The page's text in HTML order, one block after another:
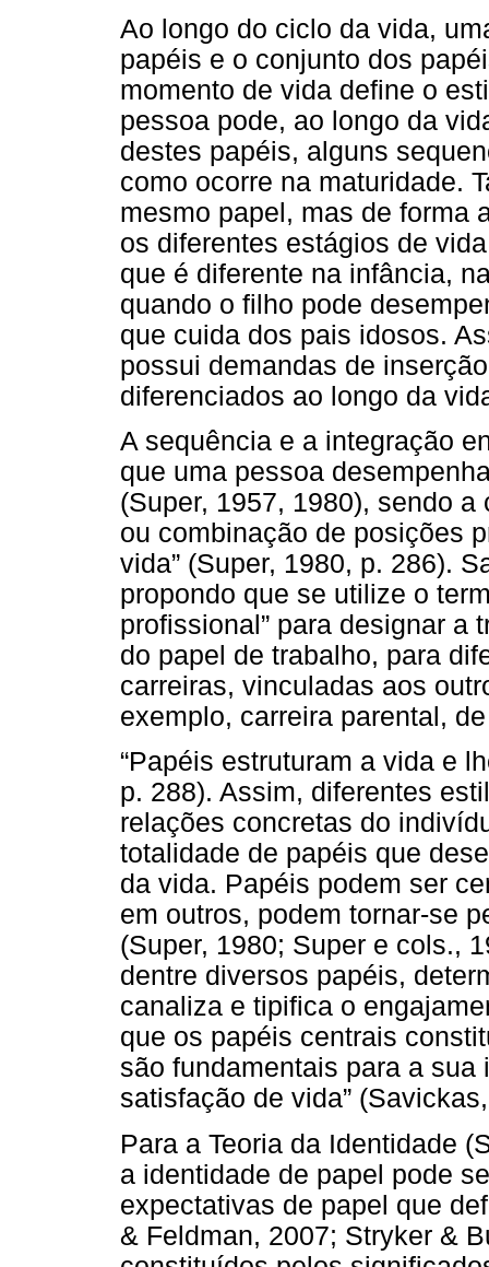
Ao longo do ciclo da vida,
papéis e o conjunto dos
momento de vida define o
pessoa pode, ao longo da
destes papéis, alguns
como ocorre na maturidade.
mesmo papel, mas de forma
os diferentes estágios de
que é diferente na infância,
quando o filho pode
que cuida dos pais idosos.
possui demandas de
diferenciados ao longo da
A sequência e a integração
que uma pessoa
(Super, 1957, 1980), sendo
ou combinação de posições
vida” (Super, 1980, p. 286).
propondo que se utilize o
profissional” para designar a
do papel de trabalho, para
carreiras, vinculadas aos
exemplo, carreira parental,
“Papéis estruturam a vida e
p. 288). Assim, diferentes
relações concretas do
totalidade de papéis que
da vida. Papéis podem ser
em outros, podem tornar-se
(Super, 1980; Super e cols.,
dentre diversos papéis,
canaliza e tipifica o
que os papéis centrais
são fundamentais para a
satisfação de vida”
Para a Teoria da Identidade
a identidade de papel pode
expectativas de papel que
& Feldman, 2007; Stryker &